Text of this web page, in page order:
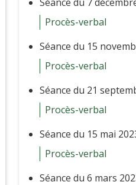
Procès-verbal
Séance du 15
Procès-verbal
Séance du 21
Procès-verbal
Séance du 15 mai
Procès-verbal
Séance du 6 mars